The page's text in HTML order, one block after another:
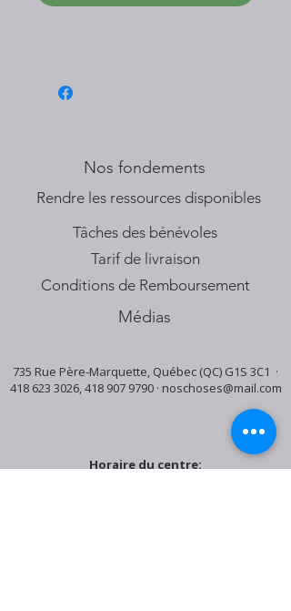
Nos fondements
​Rendre les ressources disponibles
Tâches des bénévoles
Tarif de livraison
Conditions de Remboursement
Médias
735 Rue Père-Marquette, Québec (QC) G1S 3C1 ·
418 623 3026,418 907 9790· noschoses@mail.com
Horaire du centre: